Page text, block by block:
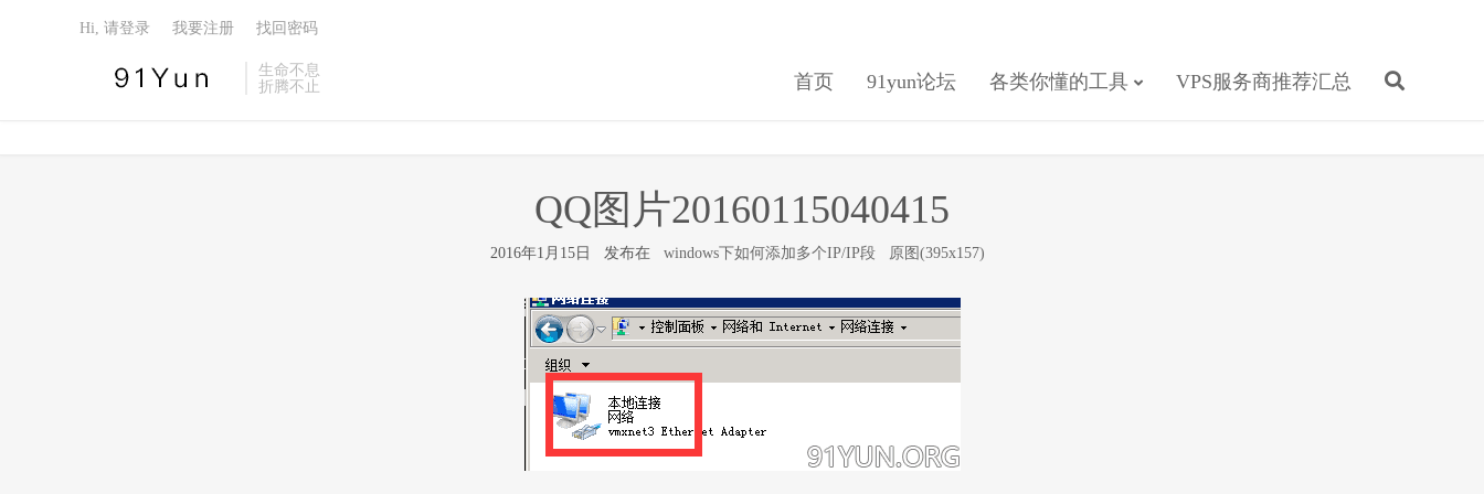
生命不息
折腾不止
首页 91yun论坛 各类你懂的工具 VPS服务商推荐汇总
Hi, 请登录 我要注册 找回密码
QQ图片20160115040415
2016年1月15日 发布在 windows下如何添加多个IP/IP段 原图(395x157)